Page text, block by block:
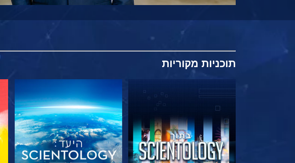
תוכניות מקוריות